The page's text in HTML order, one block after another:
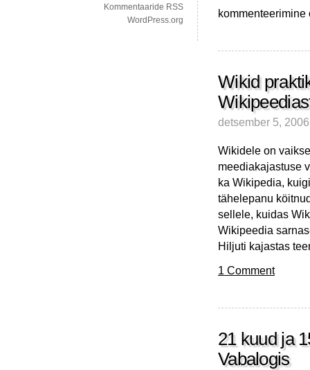
Prantslased
head
Wikid
detsember 5, 2006
Wikidele on
meediakajastuse
ka Wikipedia,
tähelepanu
sellele, kuidas
Wikipeedia
Hiljuti kajastas
1 Comment
21 kuud ja
Vabalogis
Kommentaaride RSS
WordPress.org